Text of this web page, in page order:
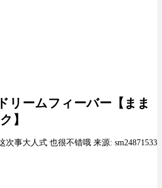
リームフィーバー【まま
】
次事大人式 也很不错哦 来源: sm24871533